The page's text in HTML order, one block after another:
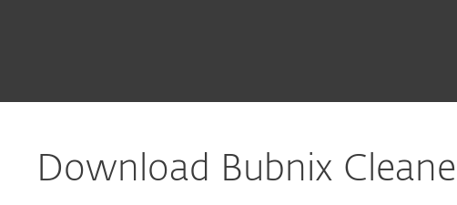
Download Bubnix